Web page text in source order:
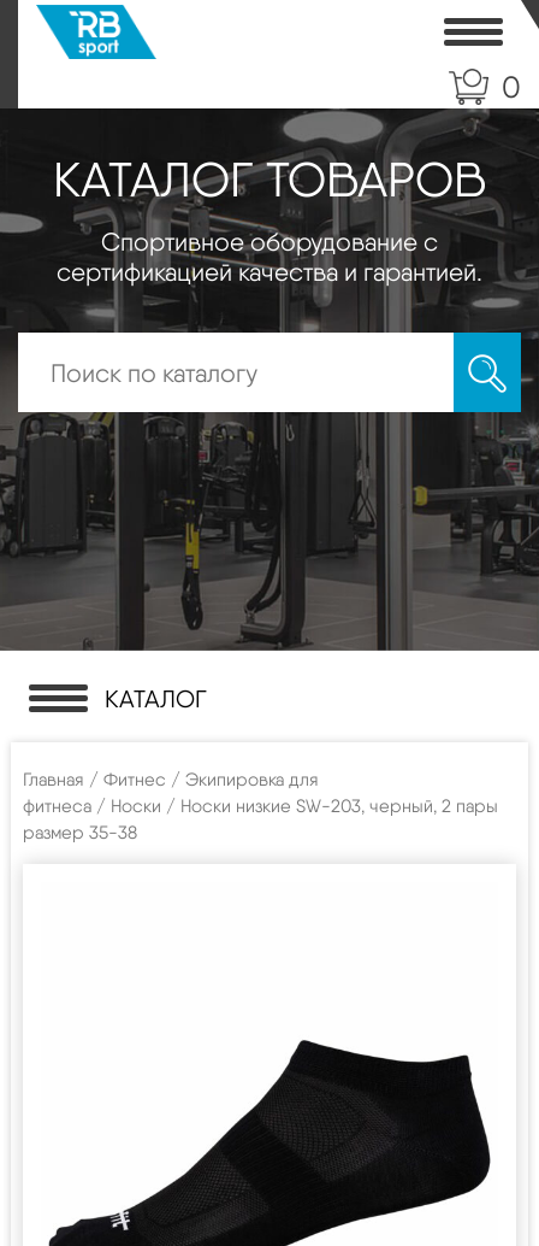
0
КАТАЛОГ ТОВАРОВ
Спортивное оборудование с
сертификацией качества и гарантией.
КАТАЛОГ
Главная / Фитнес / Экипировка для
фитнеса / Носки / Носки низкие SW-203, черный, 2 пары
размер 35-38